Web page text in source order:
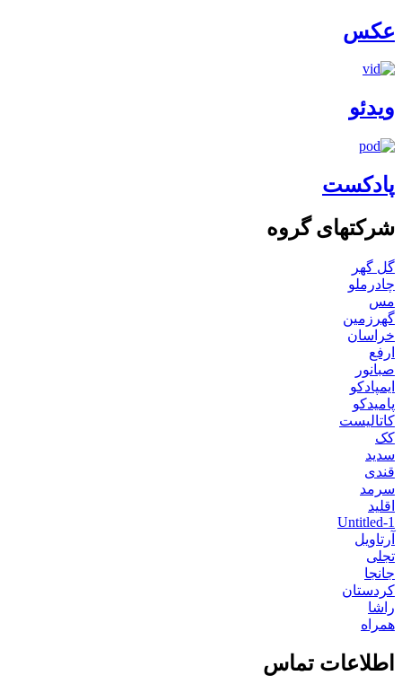
عکس
ویدئو
پادکست
شرکتهای گروه
گل گهر
چادرملو
مس
گهرزمین
خراسان
ارفع
صبانور
ایمپادکو
پامیدکو
کاتالیست
کک
سدید
قندی
سرمد
اقلید
Untitled-1
آرتاویل
تجلی
جانجا
کردستان
راشا
همراه
اطلاعات تماس